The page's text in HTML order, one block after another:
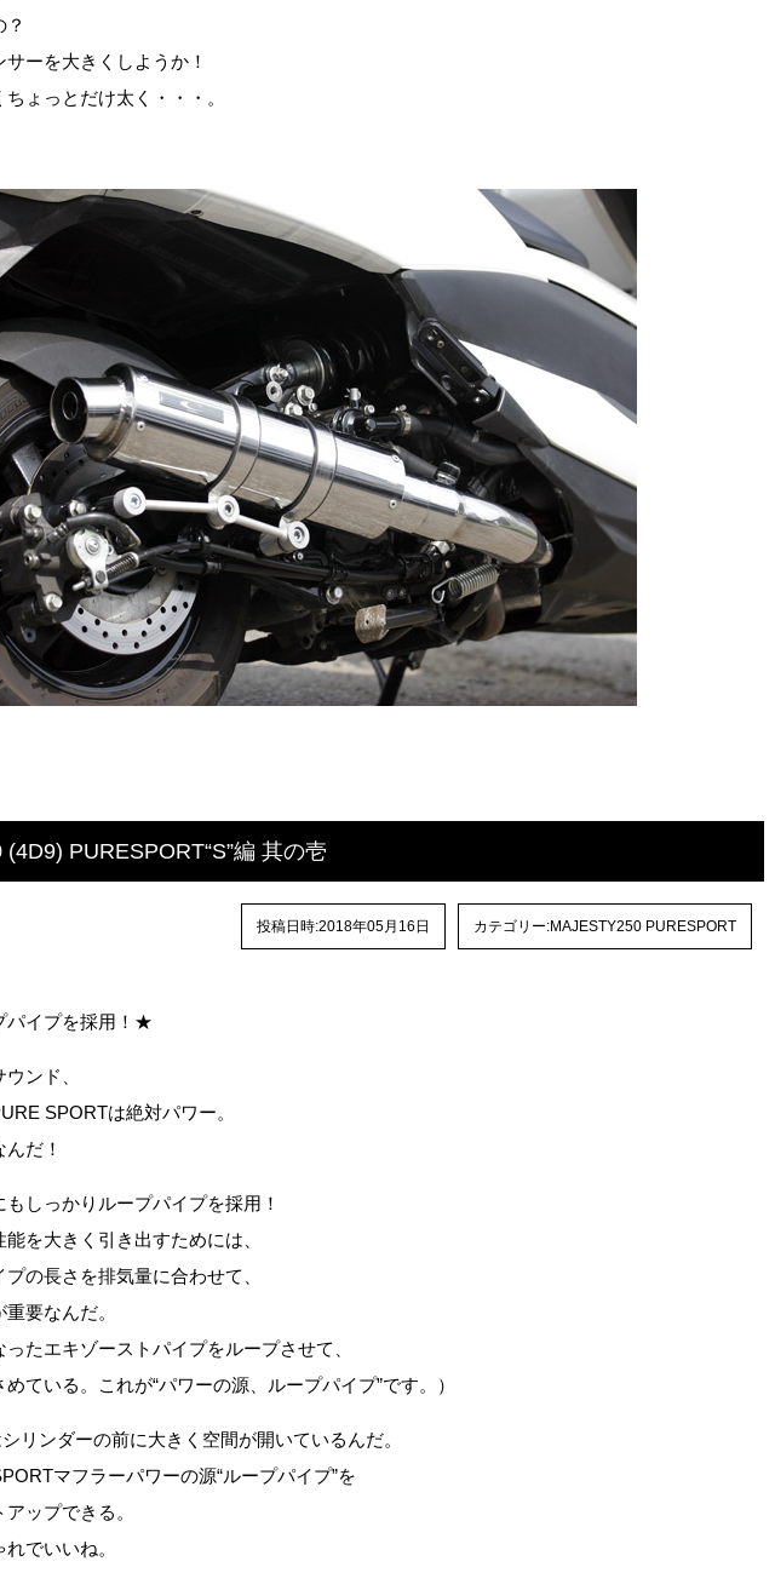
？
サーを大きくしようか！
ょっとだけ太く・・・。
PURESPORT“S”編 其の壱
投稿日時:2018年05月16日 カテゴリー:MAJESTY250 PURESPORT
パイプを採用！★
ンド、
SPORTは絶対パワー。
だ！
しっかりループパイプを採用！
能を大きく引き出すためには、
の長さを排気量に合わせて、
要なんだ。
たエキゾーストパイプをループさせて、
ている。これが“パワーの源、ループパイプ”です。）
リンダーの前に大きく空間が開いているんだ。
マフラーパワーの源“ループパイプ”を
ップできる。
でいいね。